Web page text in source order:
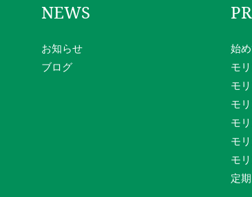
NEWS
お知らせ
ブログ
始
モ
モ
モ
モ
モ
モ
定